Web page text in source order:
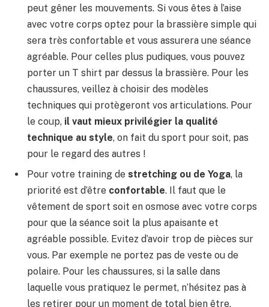
peut gêner les mouvements. Si vous êtes à l’aise
avec votre corps optez pour la brassière simple qui
sera très confortable et vous assurera une séance
agréable. Pour celles plus pudiques, vous pouvez
porter un T shirt par dessus la brassière. Pour les
chaussures, veillez à choisir des modèles
techniques qui protègeront vos articulations. Pour
le coup, il vaut mieux privilégier la qualité
technique au style, on fait du sport pour soit, pas
pour le regard des autres !
Pour votre training de stretching ou de Yoga, la
priorité est d’être confortable. Il faut que le
vêtement de sport soit en osmose avec votre corps
pour que la séance soit la plus apaisante et
agréable possible. Evitez d’avoir trop de pièces sur
vous. Par exemple ne portez pas de veste ou de
polaire. Pour les chaussures, si la salle dans
laquelle vous pratiquez le permet, n’hésitez pas à
les retirer pour un moment de total bien être.